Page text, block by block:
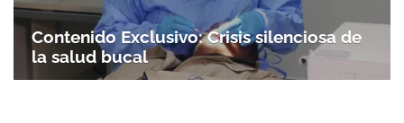
Contenido Exclusivo: Crisis silenciosa de
la salud bucal